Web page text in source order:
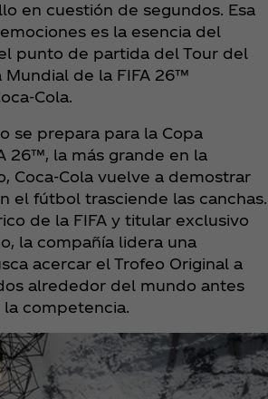
en cuestión de segundos. Esa
es la esencia del
punto de partida del Tour del
Mundial de la FIFA 26™
se prepara para la Copa
26™, la más grande en la
Coca‑Cola vuelve a demostrar
el fútbol trasciende las canchas.
de la FIFA y titular exclusivo
la compañía lidera una
acercar el Trofeo Original a
alrededor del mundo antes
competencia.